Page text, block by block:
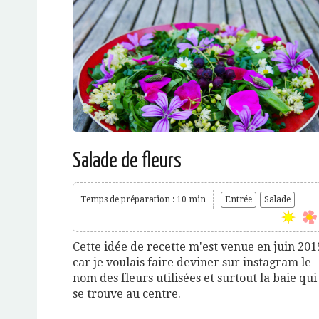
Salade de fleurs
Temps de préparation : 10 min Entrée Salade
Cette idée de recette m'est venue en juin
car je voulais faire deviner sur instagram le
nom des fleurs utilisées et surtout la baie qui
se trouve au centre.